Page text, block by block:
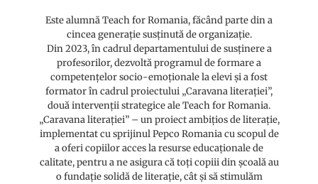
Este alumnă Teach for Romania, făcând parte din a
cincea generație susținută de organizație.
Din 2023, în cadrul departamentului de susținere a
profesorilor, dezvoltă programul de formare a
competențelor socio-emoționale la elevi și a fost
formator în cadrul proiectului „Caravana literației”,
două intervenții strategice ale Teach for Romania.
„Caravana literației” – un proiect ambițios de literație,
implementat cu sprijinul Pepco Romania cu scopul de
a oferi copiilor acces la resurse educaționale de
calitate, pentru a ne asigura că toți copiii din școală au
o fundație solidă de literație, cât și să stimulăm